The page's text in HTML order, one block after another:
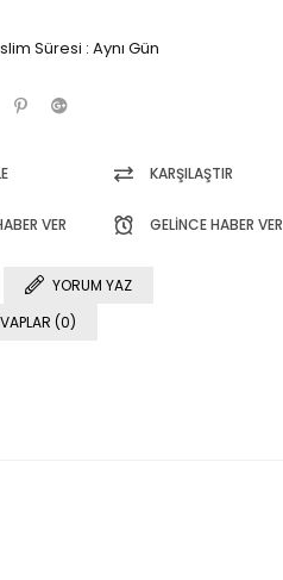
Süresi : Aynı Gün
KARŞILAŞTIR
VER GELINCE HABER VER
YORUM YAZ
(0)